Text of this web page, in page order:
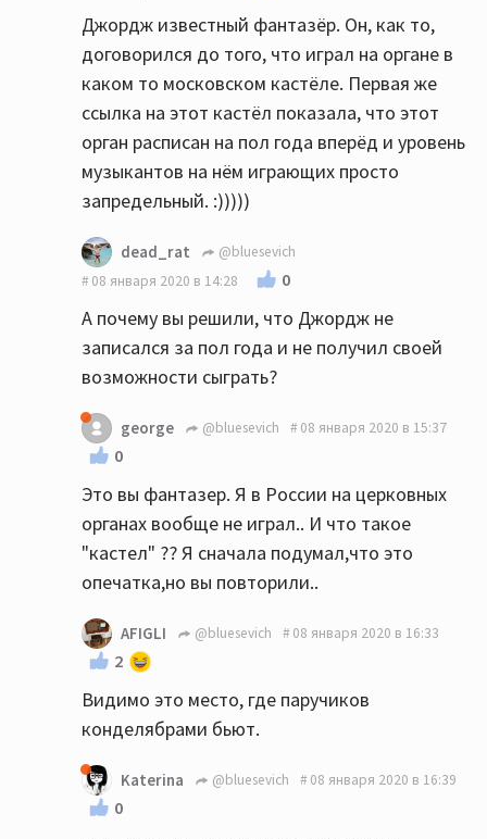
Джордж известный фантазёр. Он, как то,
договорился до того, что играл на органе в
каком то московском кастёле. Первая же
ссылка на этот кастёл показала, что этот
орган расписан на пол года вперёд и уровень
музыкантов на нём играющих просто
запредельный. :)))))
dead_rat
@bluesevich
08 января 2020 в 14:28
0
А почему вы решили, что Джордж не
записался за пол года и не получил своей
возможности сыграть?
george @bluesevich 08 января 2020 в 15:37
0
Это вы фантазер. Я в России на церковных
органах вообще не играл.. И что такое
"кастел" ?? Я сначала подумал,что это
опечатка,но вы повторили..
AFIGLI @bluesevich 08 января 2020 в 16:33
2
Видимо это место, где паручиков
конделябрами бьют.
Katerina @bluesevich 08 января 2020 в 16:39
0